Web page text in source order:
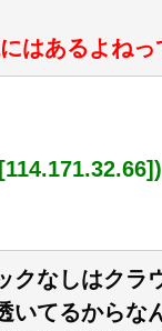
はあるよね
クなしはクラ
いてるからな